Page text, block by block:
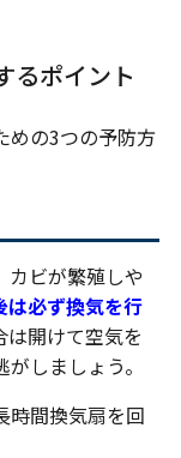
るポイント
めの3つの予防方
カビが繁殖しや
は必ず換気を行
開けて空気を
しましょう。
時間換気扇を回